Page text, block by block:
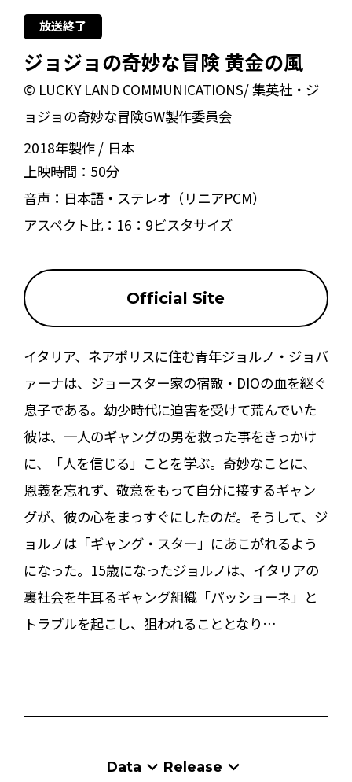
放送終了
ジョジョの奇妙な冒険 黄金の風
© LUCKY LAND COMMUNICATIONS/ 集英社・ジ
ョジョの奇妙な冒険GW製作委員会
2018年製作
日本
上映時間： 50分
音声： 日本語・ステレオ（リニアPCM）
アスペクト比： 16：9ビスタサイズ
Official Site
イタリア、ネアポリスに住む青年ジョルノ・ジョバ
ァーナは、ジョースター家の宿敵・DIOの血を継ぐ
息子である。幼少時代に迫害を受けて荒んでいた
彼は、一人のギャングの男を救った事をきっかけ
に、「人を信じる」ことを学ぶ。奇妙なことに、
恩義を忘れず、敬意をもって自分に接するギャン
グが、彼の心をまっすぐにしたのだ。そうして、ジ
ョルノは「ギャング・スター」にあこがれるよう
になった。15歳になったジョルノは、イタリアの
裏社会を牛耳るギャング組織「パッショーネ」と
トラブルを起こし、狙われることとなり…
Data Release